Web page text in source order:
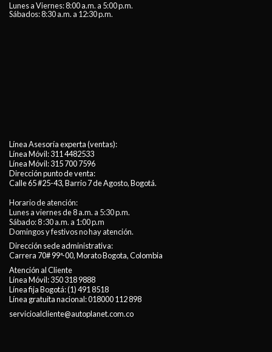
Lunes a Viernes: 8:00 a.m. a 5:00 p.m.
Sábados: 8:30 a.m. a 12:30 p.m.
Línea Asesoría experta (ventas):
Línea Móvil:311 4482533
Línea Móvil:315 700 7596
Dirección punto de venta:
Calle 65 #25-43, Barrio 7 de Agosto, Bogotá.
Horario de atención:
Lunes a viernes de 8 a.m. a 5:30 p.m.
Sábado: 8 :30 a.m. a 1:00 p.m
Domingos y festivos no hay atención.
Dirección sede administrativa:
Carrera 70# 99ª-00, Morato Bogota, Colombia
Atención al Cliente
Línea Móvil:350 318 9888
Línea fija Bogotá:(1) 491 8518
Línea gratuita nacional:018000 112 898
servicioalcliente@autoplanet.com.co